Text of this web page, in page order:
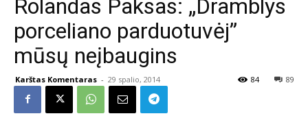
Rolandas Paksas: „Dramblys
porceliano parduotuvėj”
mūsų neįbaugins
Karštas Komentaras - 29 spalio, 2014 89
84